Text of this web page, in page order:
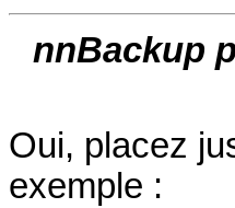
nnBackup
Oui, placez
exemple :